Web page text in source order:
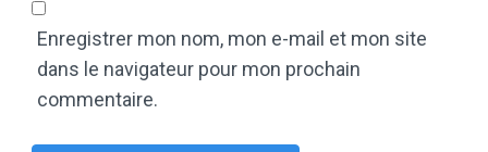
Enregistrer mon nom, mon e-mail et mon site
dans le navigateur pour mon prochain
commentaire.